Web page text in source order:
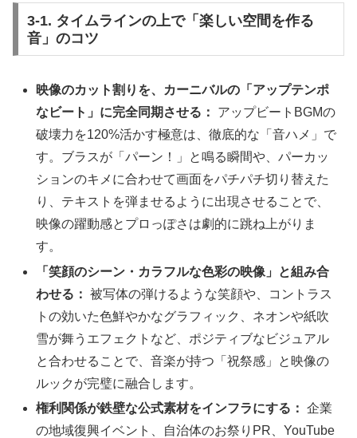
3-1. タイムラインの上で「楽しい空間を作る
音」のコツ
映像のカット割りを、カーニバルの「アップテンポ
なビート」に完全同期させる：
アップビートBGMの
破壊力を120%活かす極意は、徹底的な「音ハメ」で
す。ブラスが「パーン！」と鳴る瞬間や、パーカッ
ションのキメに合わせて画面をパチパチ切り替えた
り、テキストを弾ませるように出現させることで、
映像の躍動感とプロっぽさは劇的に跳ね上がりま
す。
「笑顔のシーン・カラフルな色彩の映像」と組み合
わせる： 被写体の弾けるような笑顔や、コントラス
トの効いた色鮮やかなグラフィック、ネオンや紙吹
雪が舞うエフェクトなど、ポジティブなビジュアル
と合わせることで、音楽が持つ「祝祭感」と映像の
ルックが完璧に融合します。
権利関係が鉄壁な公式素材をインフラにする： 企業
の地域復興イベント、自治体のお祭りPR、YouTube